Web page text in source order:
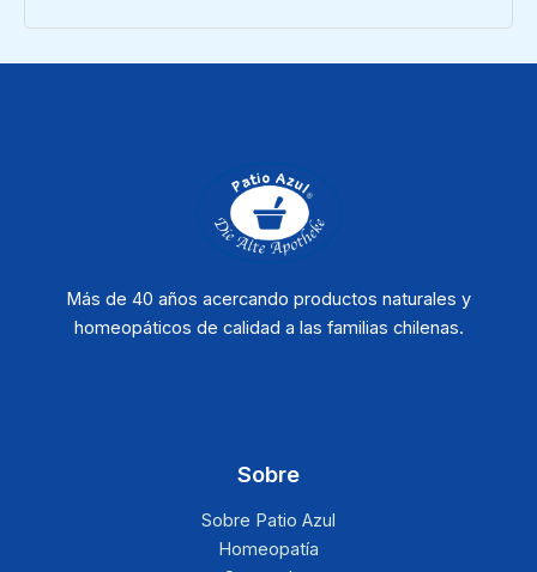
Más de 40 años acercando productos naturales y
homeopáticos de calidad a las familias chilenas.
Sobre
Sobre Patio Azul
Homeopatía